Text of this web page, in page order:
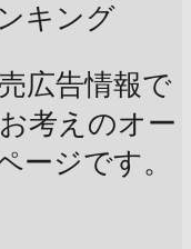
キング
広告情報で
考えのオー
ージです。